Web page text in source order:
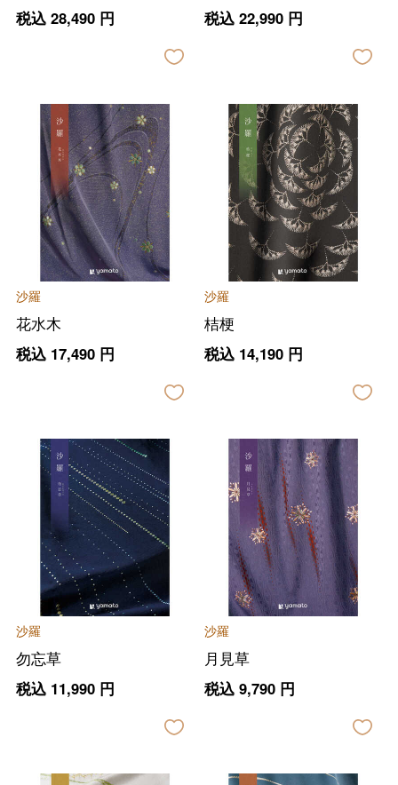
税込 28,490円
税込 22,990円
沙羅
花水木
税込 17,490円
沙羅
桔梗
税込 14,190円
沙羅
勿忘草
税込 11,990円
沙羅
月見草
税込 9,790円